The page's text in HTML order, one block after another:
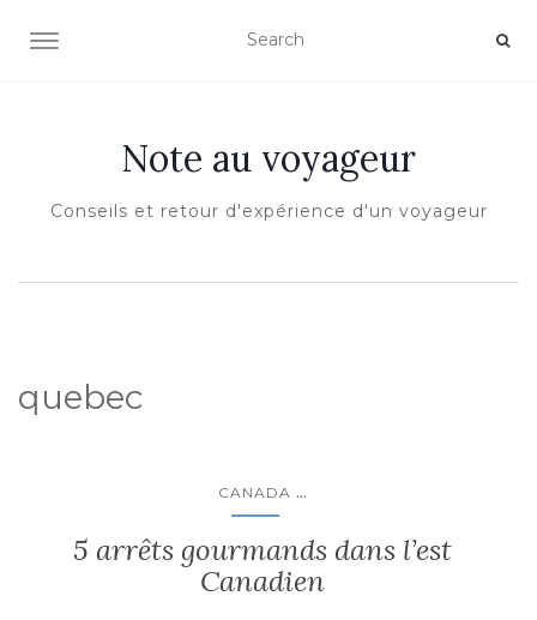
OUVRIR/FERMER LA NAVIGATION
Note au voyageur
Conseils et retour d'expérience d'un voyageur
quebec
CANADA ...
5 arrêts gourmands dans l’est
Canadien